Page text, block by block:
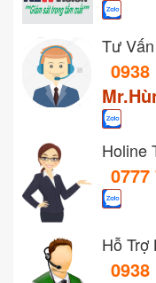
Tư
0938
Holine
0777
Hỗ Trợ
0938